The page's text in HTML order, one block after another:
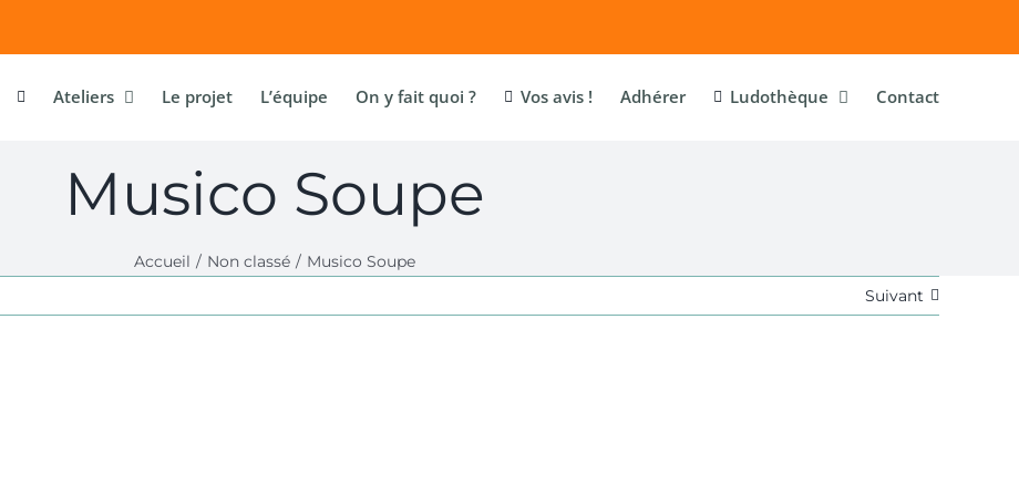
Ateliers Le projet L’équipe On y fait quoi ? Vos avis ! Adhérer Ludothèque Contact
Musico Soupe
Accueil Non classé
Musico Soupe
Suivant